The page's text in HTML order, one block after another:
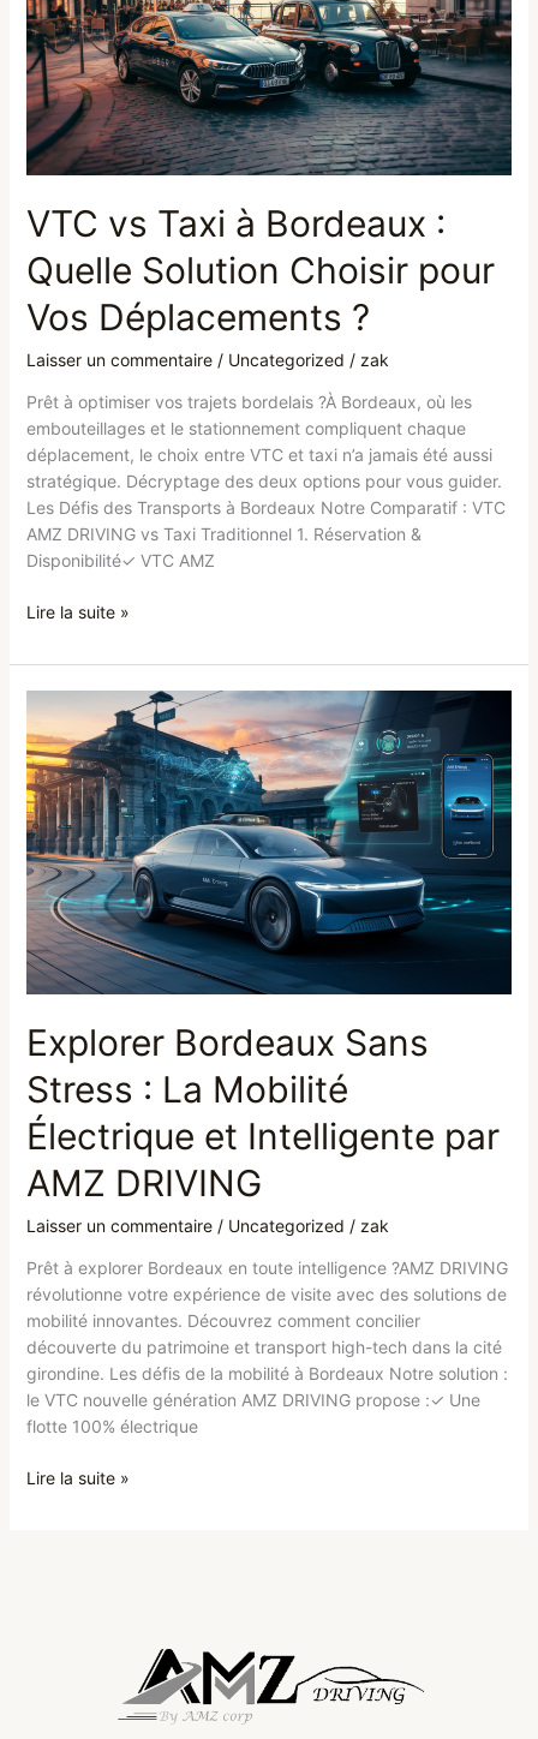
VTC vs Taxi à Bordeaux :
Quelle Solution Choisir pour
Vos Déplacements ?
Laisser un commentaire / Uncategorized / zak
Prêt à optimiser vos trajets bordelais ?À Bordeaux, où les
embouteillages et le stationnement compliquent chaque
déplacement, le choix entre VTC et taxi n’a jamais été aussi
stratégique. Décryptage des deux options pour vous guider.
Les Défis des Transports à Bordeaux Notre Comparatif : VTC
AMZ DRIVING vs Taxi Traditionnel 1. Réservation &
Disponibilité✓ VTC AMZ
:
Quelle
Solution
Choisir
pour
Vos
Déplacements
Lire la suite »
Explorer Bordeaux Sans
Stress : La Mobilité
Électrique et Intelligente par
AMZ DRIVING
Laisser un commentaire / Uncategorized / zak
Prêt à explorer Bordeaux en toute intelligence ?AMZ DRIVING
révolutionne votre expérience de visite avec des solutions de
mobilité innovantes. Découvrez comment concilier
découverte du patrimoine et transport high-tech dans la cité
girondine. Les défis de la mobilité à Bordeaux Notre solution :
le VTC nouvelle génération AMZ DRIVING propose :✓ Une
flotte 100% électrique
Explorer
Sans
Stress
:
La
Mobilité
Électrique
et
Intelligente
par
AMZ
Lire la suite »